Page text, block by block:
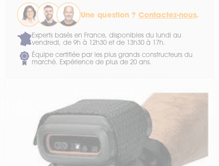
Une question ? Contactez-nous.
Experts basés en France, disponibles du lundi au
vendredi, de 9h à 12h30 et de 13h30 à 17h.
Équipe certifiée par les plus grands constructeurs du
marché. Expérience de plus de 20 ans.